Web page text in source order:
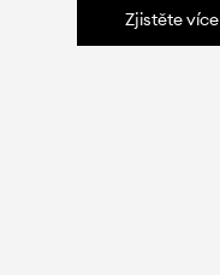
Zjistěte více